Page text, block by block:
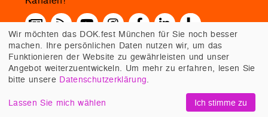
Wir möchten das DOK.fest München für Sie noch besser
machen. Ihre persönlichen Daten nutzen wir, um das
Funktionieren der Website zu gewährleisten und unser
Angebot weiterzuentwickeln. Um mehr zu erfahren, lesen Sie
bitte unsere Datenschutzerklärung.
Lassen Sie mich wählen Ich stimme zu